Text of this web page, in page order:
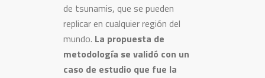
de tsunamis, que se pueden
replicar en cualquier región del
mundo. La propuesta de
metodología se validó con un
caso de estudio que fue la